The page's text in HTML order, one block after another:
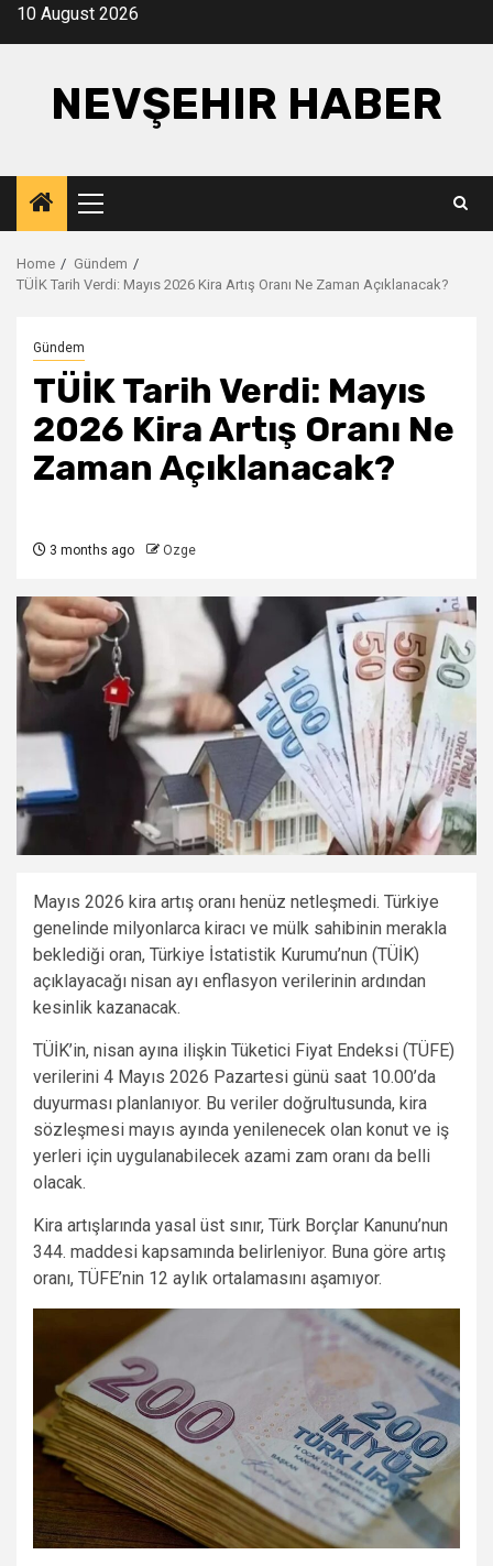
Skip10 August 2026
NEVŞEHIR HABER
Primary
Menu
Home
Gündem
TÜİK Tarih Verdi: Mayıs 2026 Kira Artış Oranı Ne Zaman Açıklanacak?
Gündem
TÜİK Tarih Verdi: Mayıs
2026 Kira Artış Oranı Ne
Zaman Açıklanacak?
3 months ago Ozge
Mayıs 2026 kira artış oranı henüz netleşmedi. Türkiye
genelinde milyonlarca kiracı ve mülk sahibinin merakla
beklediği oran, Türkiye İstatistik Kurumu’nun (TÜİK)
açıklayacağı nisan ayı enflasyon verilerinin ardından
kesinlik kazanacak.
TÜİK’in, nisan ayına ilişkin Tüketici Fiyat Endeksi (TÜFE)
verilerini 4 Mayıs 2026 Pazartesi günü saat 10.00’da
duyurması planlanıyor. Bu veriler doğrultusunda, kira
sözleşmesi mayıs ayında yenilenecek olan konut ve iş
yerleri için uygulanabilecek azami zam oranı da belli
olacak.
Kira artışlarında yasal üst sınır, Türk Borçlar Kanunu’nun
344. maddesi kapsamında belirleniyor. Buna göre artış
oranı, TÜFE’nin 12 aylık ortalamasını aşamıyor.